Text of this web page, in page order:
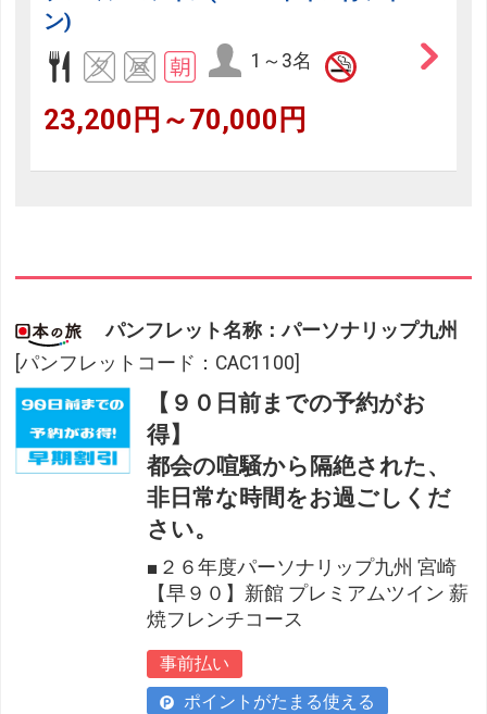
ン)
1～3名
23,200円～70,000円
パンフレット名称：パーソナリップ九州
[パンフレットコード：CAC1100]
【９０日前までの予約がお
得】
都会の喧騒から隔絶された、
非日常な時間をお過ごしくだ
さい。
■２６年度パーソナリップ九州 宮崎
【早９０】新館 プレミアムツイン 薪
焼フレンチコース
事前払い
ポイントがたまる使える